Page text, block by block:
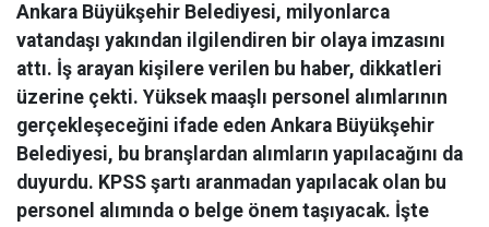
Ankara Büyükşehir Belediyesi, milyonlarca
vatandaşı yakından ilgilendiren bir olaya imzasını
attı. İş arayan kişilere verilen bu haber, dikkatleri
üzerine çekti. Yüksek maaşlı personel alımlarının
gerçekleşeceğini ifade eden Ankara Büyükşehir
Belediyesi, bu branşlardan alımların yapılacağını da
duyurdu. KPSS şartı aranmadan yapılacak olan bu
personel alımında o belge önem taşıyacak. İşte